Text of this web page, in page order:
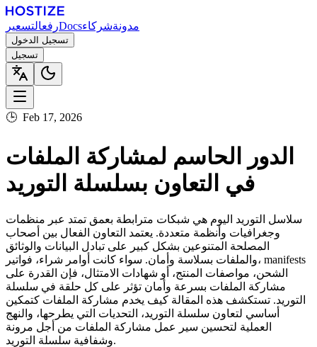
رفعالتسعير Docs مدونةشركاء
تسجيل الدخول
تسجيل
🕒 Feb 17, 2026
الدور الحاسم لمشاركة الملفات
في التعاون بسلسلة التوريد
سلاسل التوريد اليوم هي شبكات مترابطة بعمق تمتد عبر منظمات
وجغرافيات وأنظمة متعددة. يعتمد التعاون الفعال بين أصحاب
المصلحة المتنوعين بشكل كبير على تبادل البيانات والوثائق
والملفات بسلاسة وأمان. سواء كانت أوامر شراء، فواتير، manifests
الشحن، مواصفات المنتج، أو شهادات الامتثال، فإن القدرة على
مشاركة الملفات بسرعة وأمان تؤثر على كل حلقة في سلسلة
التوريد. تستكشف هذه المقالة كيف يخدم مشاركة الملفات كتمكين
أساسي لتعاون سلسلة التوريد، التحديات التي يطرحها، والنهج
العملية لتحسين سير عمل مشاركة الملفات من أجل مرونة
وشفافية سلسلة التوريد.